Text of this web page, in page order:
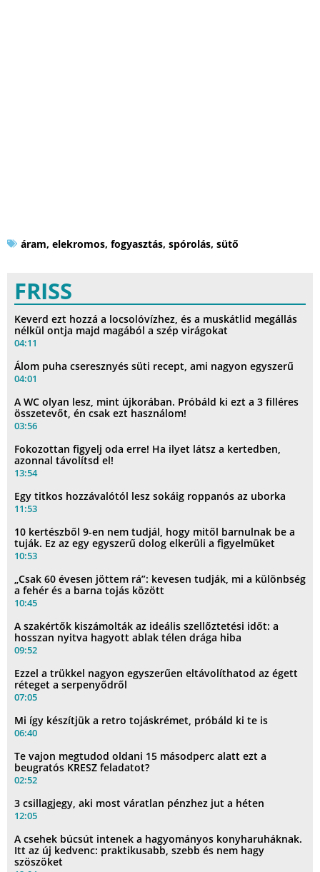
áram, elekromos, fogyasztás, spórolás, sütő
FRISS
Keverd ezt hozzá a locsolóvízhez, és a muskátlid megállás
nélkül ontja majd magából a szép virágokat
04:11
Álom puha cseresznyés süti recept, ami nagyon egyszerű
04:01
A WC olyan lesz, mint újkorában. Próbáld ki ezt a 3 filléres
összetevőt, én csak ezt használom!
03:56
Fokozottan figyelj oda erre! Ha ilyet látsz a kertedben,
azonnal távolítsd el!
13:54
Egy titkos hozzávalótól lesz sokáig roppanós az uborka
11:53
10 kertészből 9-en nem tudjál, hogy mitől barnulnak be a
tuják. Ez az egy egyszerű dolog elkerüli a figyelmüket
10:53
„Csak 60 évesen jöttem rá”: kevesen tudják, mi a különbség
a fehér és a barna tojás között
10:45
A szakértők kiszámolták az ideális szellőztetési időt: a
hosszan nyitva hagyott ablak télen drága hiba
09:52
Ezzel a trükkel nagyon egyszerűen eltávolíthatod az égett
réteget a serpenyődről
07:05
Mi így készítjük a retro tojáskrémet, próbáld ki te is
06:40
Te vajon megtudod oldani 15 másodperc alatt ezt a
beugratós KRESZ feladatot?
02:52
3 csillagjegy, aki most váratlan pénzhez jut a héten
12:05
A csehek búcsút intenek a hagyományos konyharuháknak.
Itt az új kedvenc: praktikusabb, szebb és nem hagy
szöszöket